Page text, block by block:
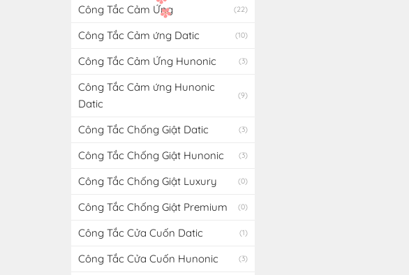
Công Tắc Cảm Ứng (22)
Công Tắc Cảm ứng Datic (10)
Công Tắc Cảm Ứng Hunonic (3)
Công Tắc Cảm ứng Hunonic
Datic
(9)
Công Tắc Chống Giật Datic (3)
Công Tắc Chống Giật Hunonic (3)
Công Tắc Chống Giật Luxury (0)
Công Tắc Chống Giật Premium (0)
Công Tắc Cửa Cuốn Datic (1)
Công Tắc Cửa Cuốn Hunonic (3)